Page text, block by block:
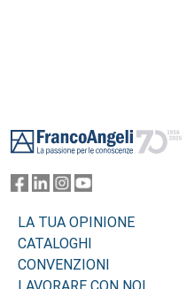
LA TUA OPINIONE
CATALOGHI
CONVENZIONI